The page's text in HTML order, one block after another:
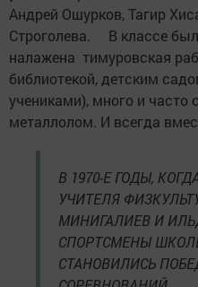
Андрей Ошурков, Тагир
Строголева. В классе
налажена тимуровская
библиотекой, детским
учениками), много и часто
металлолом. И всегда
В 1970-Е ГОДЫ,
УЧИТЕЛЯ
МИНИГАЛИЕВ И
СПОРТСМЕНЫ
СТАНОВИЛИСЬ